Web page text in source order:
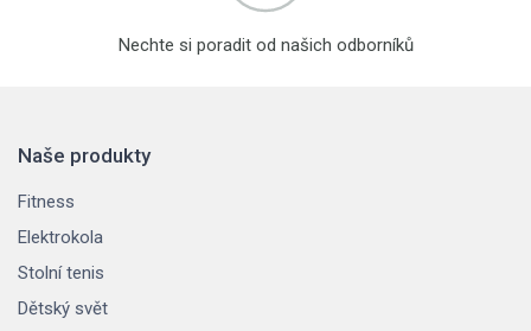
Nechte si poradit od našich odborníků
Naše produkty
Fitness
Elektrokola
Stolní tenis
Dětský svět